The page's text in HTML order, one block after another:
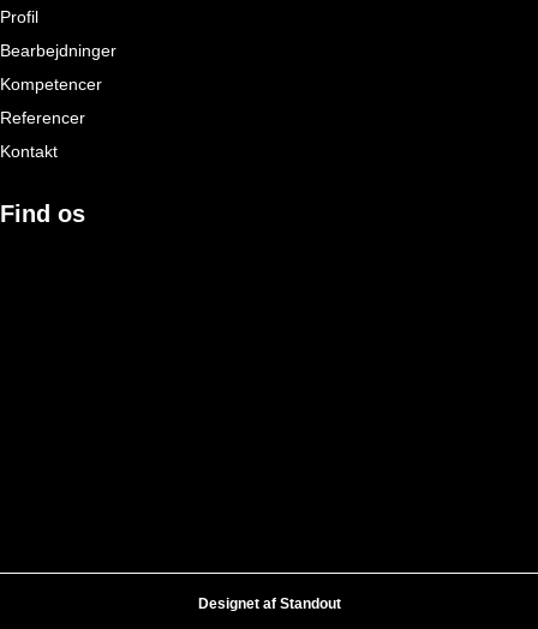
Profil
Bearbejdninger
Kompetencer
Referencer
Kontakt
Find os
Designet af Standout